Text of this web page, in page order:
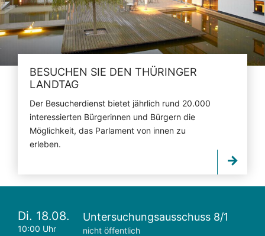
BESUCHEN SIE DEN THÜRINGER
LANDTAG
Der Besucherdienst bietet jährlich rund 20.000
interessierten Bürgerinnen und Bürgern die
Möglichkeit, das Parlament von innen zu
erleben.
Di. 18.08.
10:00 Uhr
Untersuchungsausschuss 8/1
nicht öffentlich